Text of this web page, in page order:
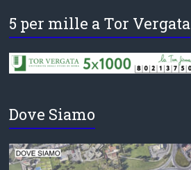
5 per mille a Tor Vergata
Dove Siamo